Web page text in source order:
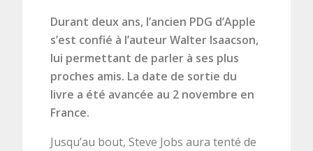
Durant deux ans, l’ancien PDG d’Apple
s’est confié à l’auteur Walter Isaacson,
lui permettant de parler à ses plus
proches amis. La date de sortie du
livre a été avancée au 2 novembre en
France.
Jusqu’au bout, Steve Jobs aura tenté de